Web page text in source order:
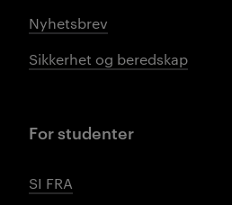
Nyhetsbrev
Sikkerhet og beredskap
For studenter
SI FRA